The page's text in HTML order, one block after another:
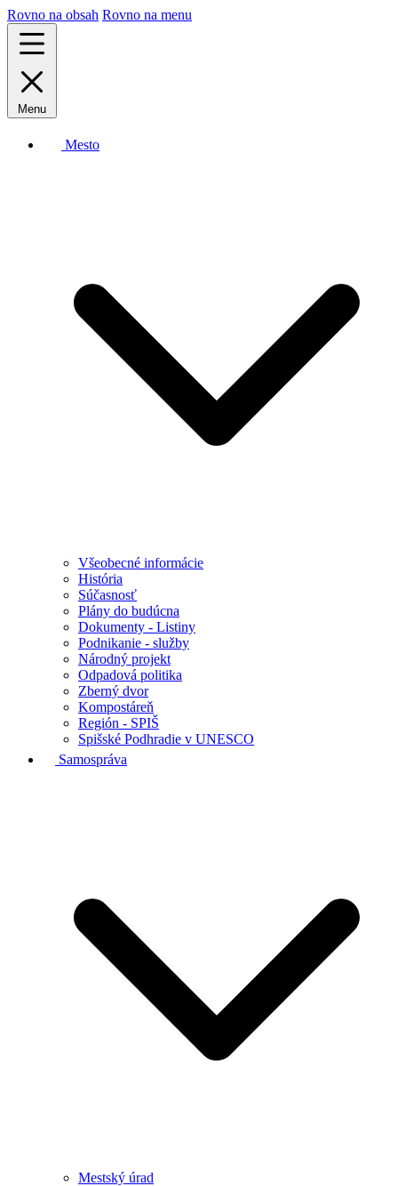
Rovno na obsah Rovno na menu
Menu
Mesto
Všeobecné informácie
História
Súčasnosť
Plány do budúcna
Dokumenty - Listiny
Podnikanie - služby
Národný projekt
Odpadová politika
Zberný dvor
Kompostáreň
Región - SPIŠ
Spišské Podhradie v UNESCO
Samospráva
Mestský úrad